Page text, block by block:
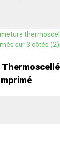
Thermoscellé